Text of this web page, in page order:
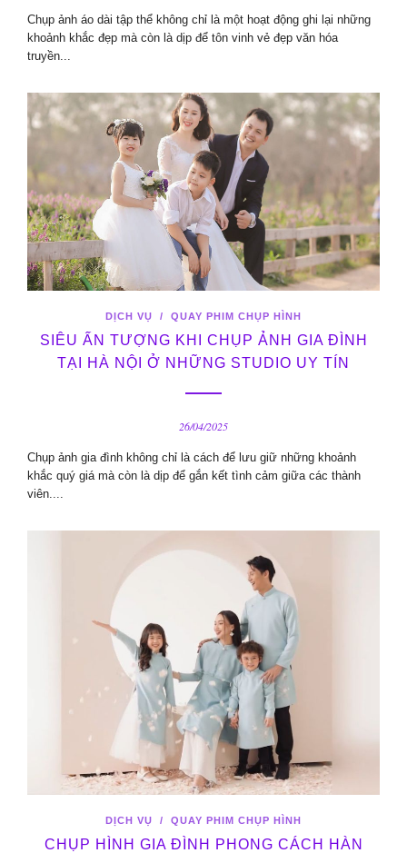
Chụp ảnh áo dài tập thể không chỉ là một hoạt động ghi lại những
khoảnh khắc đẹp mà còn là dịp để tôn vinh vẻ đẹp văn hóa
truyền...
DỊCH VỤ / QUAY PHIM CHỤP HÌNH
SIÊU ẤN TƯỢNG KHI CHỤP ẢNH GIA ĐÌNH
TẠI HÀ NỘI Ở NHỮNG STUDIO UY TÍN
26/04/2025
Chụp ảnh gia đình không chỉ là cách để lưu giữ những khoảnh
khắc quý giá mà còn là dịp để gắn kết tình cảm giữa các thành
viên....
DỊCH VỤ / QUAY PHIM CHỤP HÌNH
CHỤP HÌNH GIA ĐÌNH PHONG CÁCH HÀN